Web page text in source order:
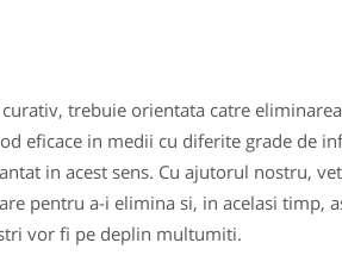
trebuie orientata catre
eficace in medii cu diferite grade de
in acest sens. Cu ajutorul nostru,
pentru a-i elimina si, in acelasi timp,
vor fi pe deplin multumiti.